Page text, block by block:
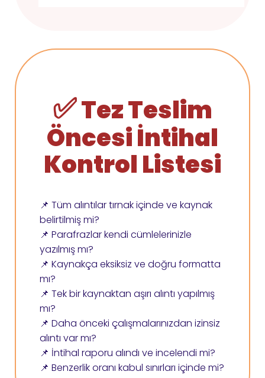
✅Tez Teslim
Öncesi İntihal
Kontrol Listesi
📌 Tüm alıntılar tırnak içinde ve kaynak
belirtilmiş mi?
📌 Parafrazlar kendi cümlelerinizle
yazılmış mı?
📌 Kaynakça eksiksiz ve doğru formatta
mı?
📌 Tek bir kaynaktan aşırı alıntı yapılmış
mı?
📌 Daha önceki çalışmalarınızdan izinsiz
alıntı var mı?
📌 İntihal raporu alındı ve incelendi mi?
📌 Benzerlik oranı kabul sınırları içinde mi?